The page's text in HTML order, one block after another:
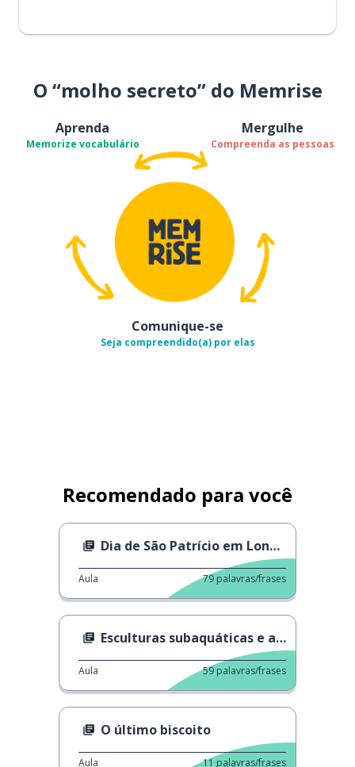
O “molho secreto” do Memrise
Aprenda
Memorize vocabulário
Mergulhe
Compreenda as pessoas
Comunique-se
Seja compreendido(a) por elas
Recomendado para você
Dia de São Patrício em Londres
Aula 79 palavras/frases
Esculturas subaquáticas e a mudança climática
Aula 59 palavras/frases
O último biscoito
Aula 11 palavras/frases